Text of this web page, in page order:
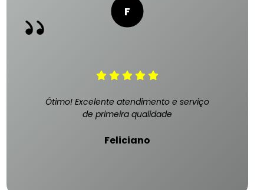
Ótimo! Excelente atendimento e serviço
de primeira qualidade
Feliciano